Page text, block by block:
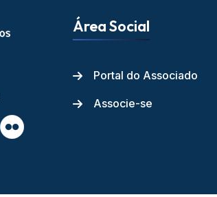
Área Social
Portal do Associado
Associe-se